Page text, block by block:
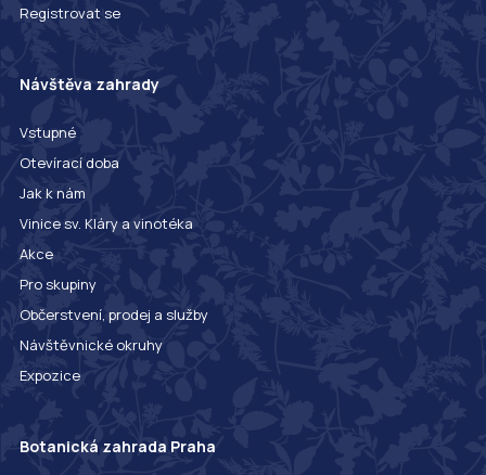
Registrovat se
Návštěva zahrady
Vstupné
Otevírací doba
Jak k nám
Vinice sv. Kláry a vinotéka
Akce
Pro skupiny
Občerstvení, prodej a služby
Návštěvnické okruhy
Expozice
Botanická zahrada Praha